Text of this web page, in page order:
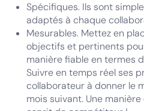
Spécifiques. Ils sont
adaptés à chaque
Mesurables. Mettez en
objectifs et pertinents
manière fiable en termes
Suivre en temps réel ses
collaborateur à donner le
mois suivant. Une